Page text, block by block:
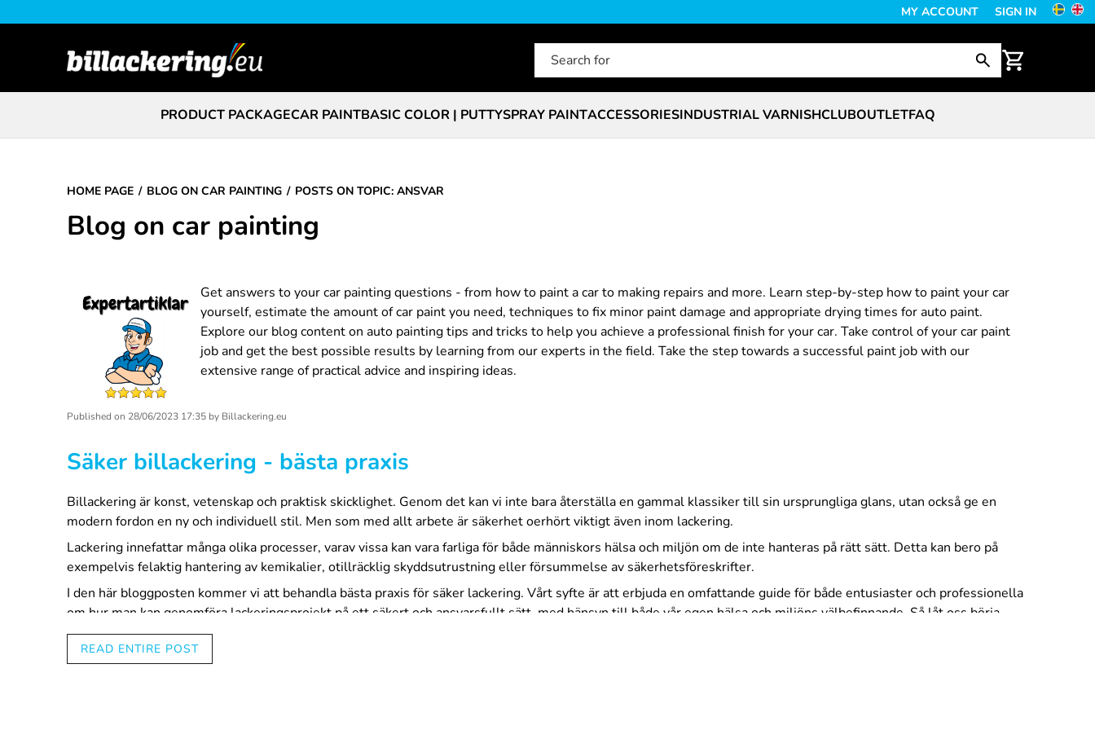
MY ACCOUNT SIGN IN
PRODUCT PACKAGECAR PAINTBASIC COLOR | PUTTYSPRAY PAINTACCESSORIESINDUSTRIAL VARNISHCLUBOUTLETFAQ
HOME PAGE BLOG ON CAR PAINTING POSTS ON TOPIC: ANSVAR
Blog on car painting
Get answers to your car painting questions - from how to paint a car to making repairs and more. Learn step-by-step how to paint your car
yourself, estimate the amount of car paint you need, techniques to fix minor paint damage and appropriate drying times for auto paint.
Explore our blog content on auto painting tips and tricks to help you achieve a professional finish for your car. Take control of your car paint
job and get the best possible results by learning from our experts in the field. Take the step towards a successful paint job with our
extensive range of practical advice and inspiring ideas.
Published on 28/06/2023 17:35 by Billackering.eu
Säker billackering - bästa praxis
Billackering är konst, vetenskap och praktisk skicklighet. Genom det kan vi inte bara återställa en gammal klassiker till sin ursprungliga glans, utan också ge en
modern fordon en ny och individuell stil. Men som med allt arbete är säkerhet oerhört viktigt även inom lackering.
Lackering innefattar många olika processer, varav vissa kan vara farliga för både människors hälsa och miljön om de inte hanteras på rätt sätt. Detta kan bero på
exempelvis felaktig hantering av kemikalier, otillräcklig skyddsutrustning eller försummelse av säkerhetsföreskrifter.
I den här bloggposten kommer vi att behandla bästa praxis för säker lackering. Vårt syfte är att erbjuda en omfattande guide för både entusiaster och professionella
om hur man kan genomföra lackeringsprojekt på ett säkert och ansvarsfullt sätt, med hänsyn till både vår egen hälsa och miljöns välbefinnande. Så låt oss börja
resan mot en säkrare värld inom lackering.
READ ENTIRE POST